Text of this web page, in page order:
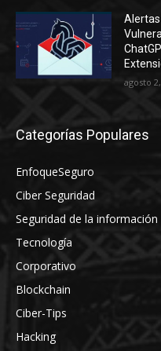
agosto
Categorías Populares
EnfoqueSeguro
Ciber Seguridad
Seguridad de la información
Tecnología
Corporativo
Blockchain
Ciber-Tips
Hacking